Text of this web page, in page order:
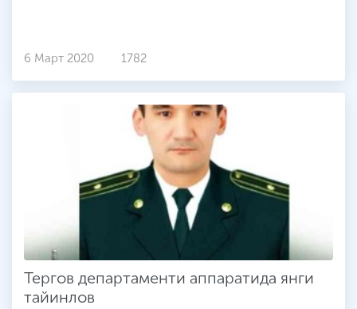
6 Март 2020 1782
Тергов департаменти аппаратида янги
тайинлов